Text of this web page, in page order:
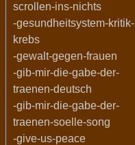
scrollen-ins-nichts
-gesundheitsystem-kritik-
krebs
-gewalt-gegen-frauen
-gib-mir-die-gabe-der-
traenen-deutsch
-gib-mir-die-gabe-der-
traenen-soelle-song
-give-us-peace